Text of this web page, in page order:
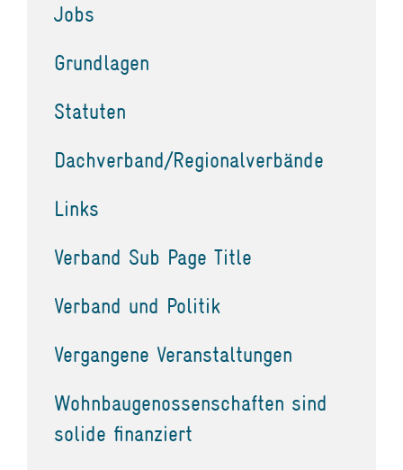
Jobs
Grundlagen
Statuten
Dachverband/Regionalverbände
Links
Verband Sub Page Title
Verband und Politik
Vergangene Veranstaltungen
Wohnbaugenossenschaften sind
solide finanziert